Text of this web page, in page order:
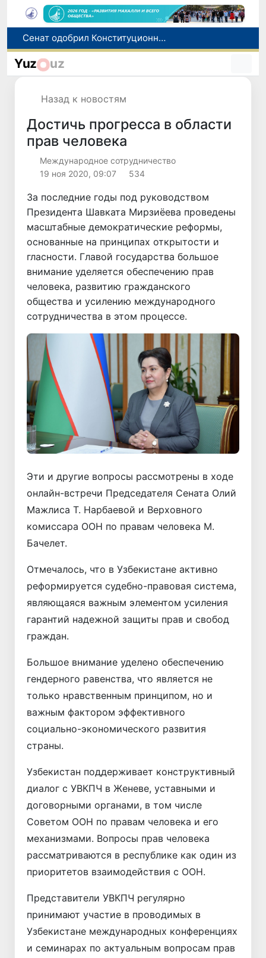
В Ташкенте задержали подозреваемых в распространении крупной партии наркотиков
В Узбекистане упростят назначение пенсий по инвалидности
Yuz uz
Назад к новостям
Достичь прогресса в области
прав человека
Международное сотрудничество
19 ноя 2020, 09:07
534
За последние годы под руководством
Президента Шавката Мирзиёева проведены
масштабные демократические реформы,
основанные на принципах открытости и
гласности. Главой государства большое
внимание уделяется обеспечению прав
человека, развитию гражданского
общества и усилению международного
сотрудничества в этом процессе.
Эти и другие вопросы рассмотрены в ходе
онлайн-встречи Председателя Сената Олий
Мажлиса Т. Нарбаевой и Верховного
комиссара ООН по правам человека М.
Бачелет.
Отмечалось, что в Узбекистане активно
реформируется судебно-правовая система,
являющаяся важным элементом усиления
гарантий надежной защиты прав и свобод
граждан.
Большое внимание уделено обеспечению
гендерного равенства, что является не
только нравственным принципом, но и
важным фактором эффективного
социально-экономического развития
страны.
Узбекистан поддерживает конструктивный
диалог с УВКПЧ в Женеве, уставными и
договорными органами, в том числе
Советом ООН по правам человека и его
механизмами. Вопросы прав человека
рассматриваются в республике как один из
приоритетов взаимодействия с ООН.
Представители УВКПЧ регулярно
принимают участие в проводимых в
Узбекистане международных конференциях
и семинарах по актуальным вопросам прав